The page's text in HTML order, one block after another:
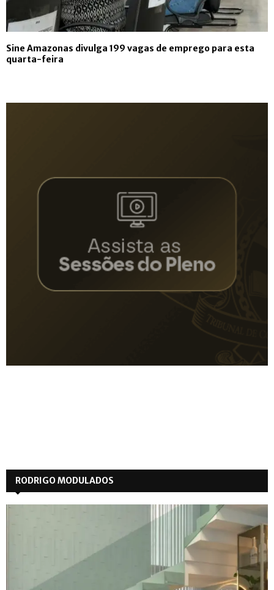
Sine Amazonas divulga 199 vagas de emprego para esta
quarta-feira
RODRIGO MODULADOS